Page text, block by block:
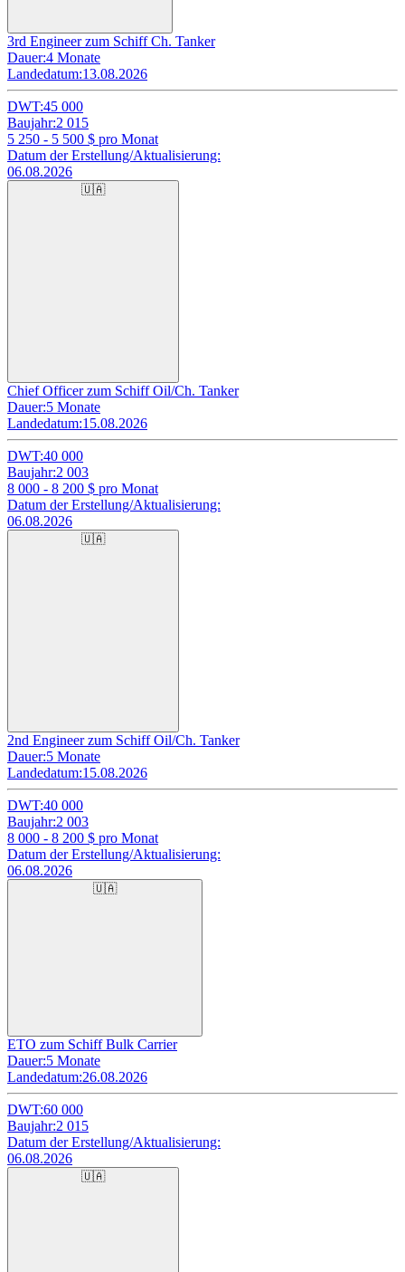
3rd Engineer zum Schiff Ch. Tanker
Dauer:4 Monate
Landedatum:13.08.2026
DWT:45 000
Baujahr:2 015
5 250 - 5 500 $ pro Monat
Datum der Erstellung/Aktualisierung:
06.08.2026
🇺🇦
Chief Officer zum Schiff Oil/Ch. Tanker
Dauer:5 Monate
Landedatum:15.08.2026
DWT:40 000
Baujahr:2 003
8 000 - 8 200 $ pro Monat
Datum der Erstellung/Aktualisierung:
06.08.2026
🇺🇦
2nd Engineer zum Schiff Oil/Ch. Tanker
Dauer:5 Monate
Landedatum:15.08.2026
DWT:40 000
Baujahr:2 003
8 000 - 8 200 $ pro Monat
Datum der Erstellung/Aktualisierung:
06.08.2026
🇺🇦
ETO zum Schiff Bulk Carrier
Dauer:5 Monate
Landedatum:26.08.2026
DWT:60 000
Baujahr:2 015
Datum der Erstellung/Aktualisierung:
06.08.2026
🇺🇦